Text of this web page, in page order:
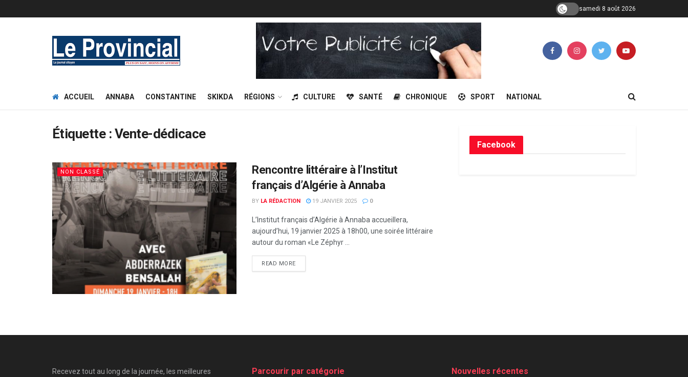
samedi 8 août 2026
ACCUEIL ANNABA CONSTANTINE SKIKDA RÉGIONS CULTURE SANTÉ CHRONIQUE SPORT NATIONAL
Étiquette : Vente-dédicace
NON CLASSÉ
Rencontre littéraire à l’Institut
français d’Algérie à Annaba
BY LA RÉDACTION 19 JANVIER 2025 0
L’Institut français d’Algérie à Annaba accueillera,
aujourd’hui, 19 janvier 2025 à 18h00, une soirée littéraire
autour du roman «Le Zéphyr ...
READ MORE
Facebook
Recevez tout au long de la journée, les meilleures
Parcourir par catégorie Nouvelles récentes